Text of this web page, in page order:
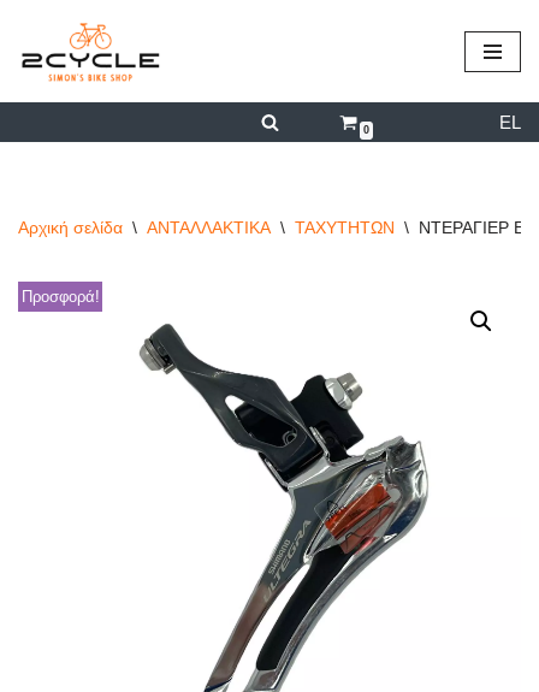
περιεχόμενο
Μεταπηδήστε
0 EL
Αρχική σελίδα \ ΑΝΤΑΛΛΑΚΤΙΚΑ \ ΤΑΧΥΤΗΤΩΝ \ ΝΤΕΡΑΓΙΕΡ
Προσφορά!